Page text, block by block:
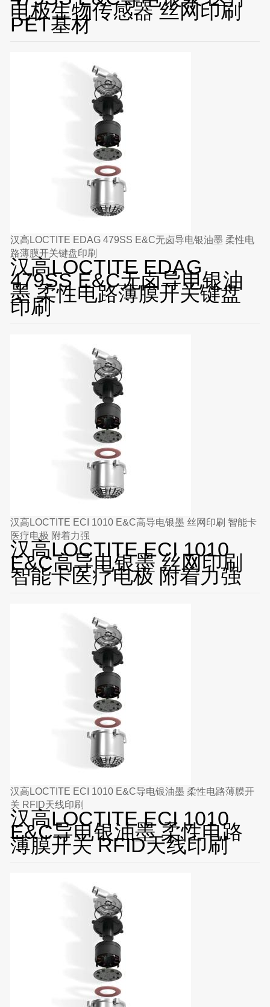
电极生物传感器 丝网印刷
PET基材
汉高LOCTITE EDAG 479SS E&C无卤导电银油墨 柔性电
路薄膜开关键盘印刷
汉高LOCTITE EDAG
479SS E&C无卤导电银油
墨 柔性电路薄膜开关键盘
印刷
汉高LOCTITE ECI 1010 E&C高导电银墨 丝网印刷 智能卡
医疗电极 附着力强
汉高LOCTITE ECI 1010
E&C高导电银墨 丝网印刷
智能卡医疗电极 附着力强
汉高LOCTITE ECI 1010 E&C导电银油墨 柔性电路薄膜开
关 RFID天线印刷
汉高LOCTITE ECI 1010
E&C导电银油墨 柔性电路
薄膜开关 RFID天线印刷